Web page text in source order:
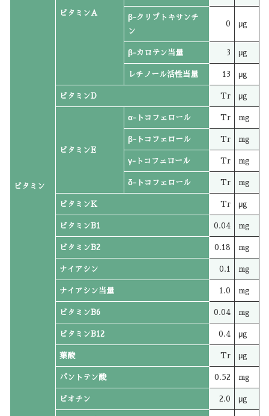
ビタミン
ビタミンA
β-クリプトキサンチ
ン
0 μg
β-カロテン当量 3 μg
レチノール活性当量 13 μg
ビタミンD Tr μg
ビタミンE
α-トコフェロール Tr mg
β-トコフェロール Tr mg
γ-トコフェロール Tr mg
δ-トコフェロール Tr mg
ビタミンK Tr μg
ビタミンB1 0.04 mg
ビタミンB2 0.18 mg
ナイアシン 0.1 mg
ナイアシン当量 1.0 mg
ビタミンB6 0.04 mg
ビタミンB12 0.4 μg
葉酸 Tr μg
パントテン酸 0.52 mg
ビオチン 2.0 μg